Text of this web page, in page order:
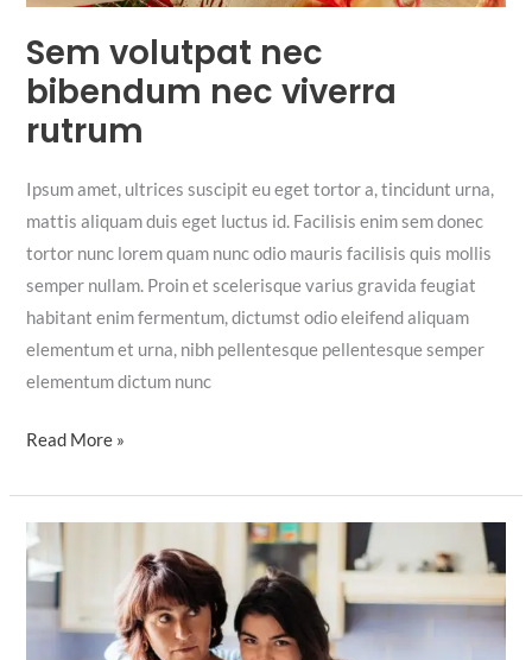
Sem volutpat nec
bibendum nec viverra
rutrum
Ipsum amet, ultrices suscipit eu eget tortor a, tincidunt urna,
mattis aliquam duis eget luctus id. Facilisis enim sem donec
tortor nunc lorem quam nunc odio mauris facilisis quis mollis
semper nullam. Proin et scelerisque varius gravida feugiat
habitant enim fermentum, dictumst odio eleifend aliquam
elementum et urna, nibh pellentesque pellentesque semper
elementum dictum nunc
Sem
nec
bibendum
nec
rutrum
Read More »